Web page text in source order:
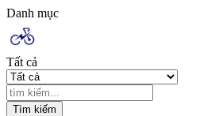
Danh mục
Tất cả
Tìm kiếm